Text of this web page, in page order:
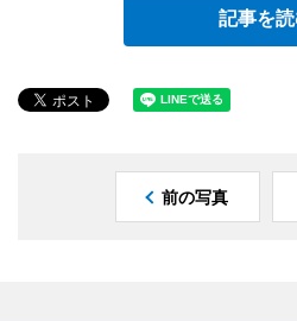
記事を
前の写真